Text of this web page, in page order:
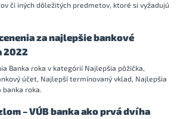
či iných dôležitých predmetov, ktoré si vyžadujú
za najlepšie bankové
2022
Banka roka v kategórií Najlepšia pôžička,
účet, Najlepší termínovaný vklad, Najlepšia
banka roka.
– VÚB banka ako prvá dvíha